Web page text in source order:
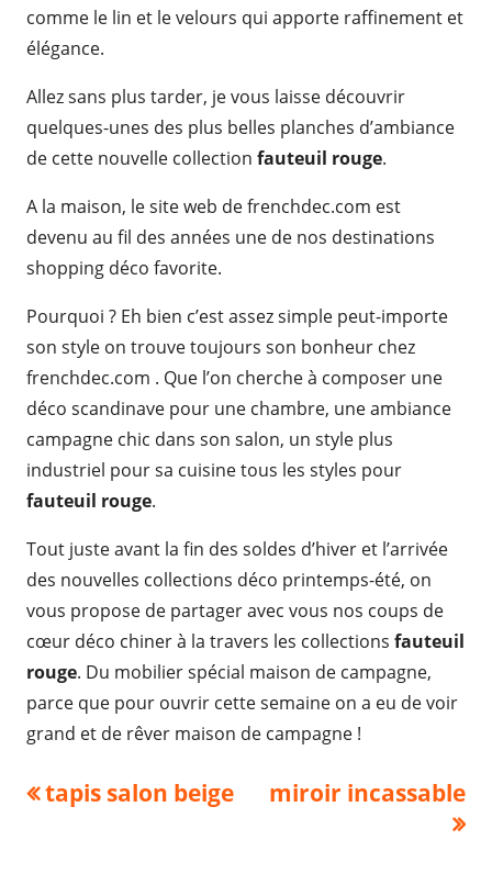
comme le lin et le velours qui apporte raffinement et
élégance.
Allez sans plus tarder, je vous laisse découvrir
quelques-unes des plus belles planches d’ambiance
de cette nouvelle collection fauteuil rouge.
A la maison, le site web de frenchdec.com est
devenu au fil des années une de nos destinations
shopping déco favorite.
Pourquoi ? Eh bien c’est assez simple peut-importe
son style on trouve toujours son bonheur chez
frenchdec.com . Que l’on cherche à composer une
déco scandinave pour une chambre, une ambiance
campagne chic dans son salon, un style plus
industriel pour sa cuisine tous les styles pour
fauteuil rouge.
Tout juste avant la fin des soldes d’hiver et l’arrivée
des nouvelles collections déco printemps-été, on
vous propose de partager avec vous nos coups de
cœur déco chiner à la travers les collections fauteuil
rouge. Du mobilier spécial maison de campagne,
parce que pour ouvrir cette semaine on a eu de voir
grand et de rêver maison de campagne !
Navigation
Previous
tapis salon beige
Next
miroir incassable